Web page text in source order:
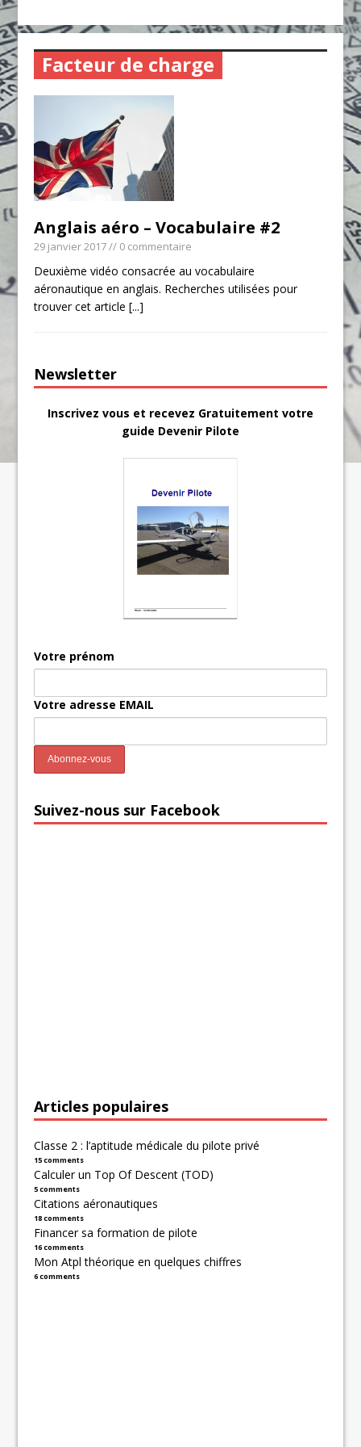
Facteur de charge
Anglais aéro – Vocabulaire #2
29 janvier 2017// 0 commentaire
Deuxième vidéo consacrée au vocabulaire
aéronautique en anglais. Recherches utilisées pour
trouver cet article[...]
Newsletter
Inscrivez vous et recevez Gratuitement votre
guide Devenir Pilote
Votre prénom
Votre adresse EMAIL
Suivez-nous sur Facebook
Articles populaires
Classe 2 : l’aptitude médicale du pilote privé
15 comments
Calculer un Top Of Descent (TOD)
5 comments
Citations aéronautiques
18 comments
Financer sa formation de pilote
16 comments
Mon Atpl théorique en quelques chiffres
6 comments